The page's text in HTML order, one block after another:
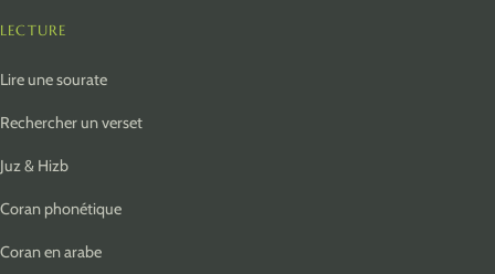
LECTURE
Lire une sourate
Rechercher un verset
Juz & Hizb
Coran phonétique
Coran en arabe